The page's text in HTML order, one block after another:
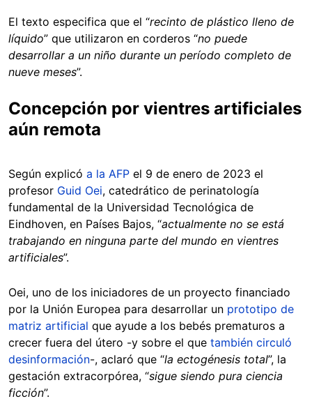
El texto especifica que el “recinto de plástico lleno de
líquido” que utilizaron en corderos “no puede
desarrollar a un niño durante un período completo de
nueve meses”.
Concepción por vientres artificiales
aún remota
Según explicó a la AFP el 9 de enero de 2023 el
profesor Guid Oei, catedrático de perinatología
fundamental de la Universidad Tecnológica de
Eindhoven, en Países Bajos, “actualmente no se está
trabajando en ninguna parte del mundo en vientres
artificiales”.
Oei, uno de los iniciadores de un proyecto financiado
por la Unión Europea para desarrollar un prototipo de
matriz artificial que ayude a los bebés prematuros a
crecer fuera del útero -y sobre el que también circuló
desinformación-, aclaró que “la ectogénesis total”, la
gestación extracorpórea, “sigue siendo pura ciencia
ficción”.